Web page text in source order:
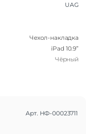
UAG
Чехол-накладка
iPad 10.9”
Чёрный
Арт. НФ-00023711